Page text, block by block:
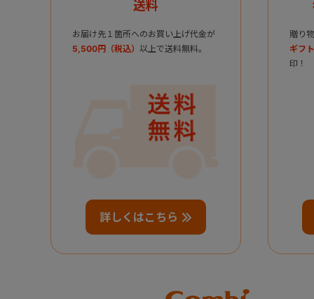
送料
お届け先１箇所へのお買い上げ代金が
5,500円（税込） 以上で送料無料。
詳しくはこちら
贈り
ギフ
印！
Combi